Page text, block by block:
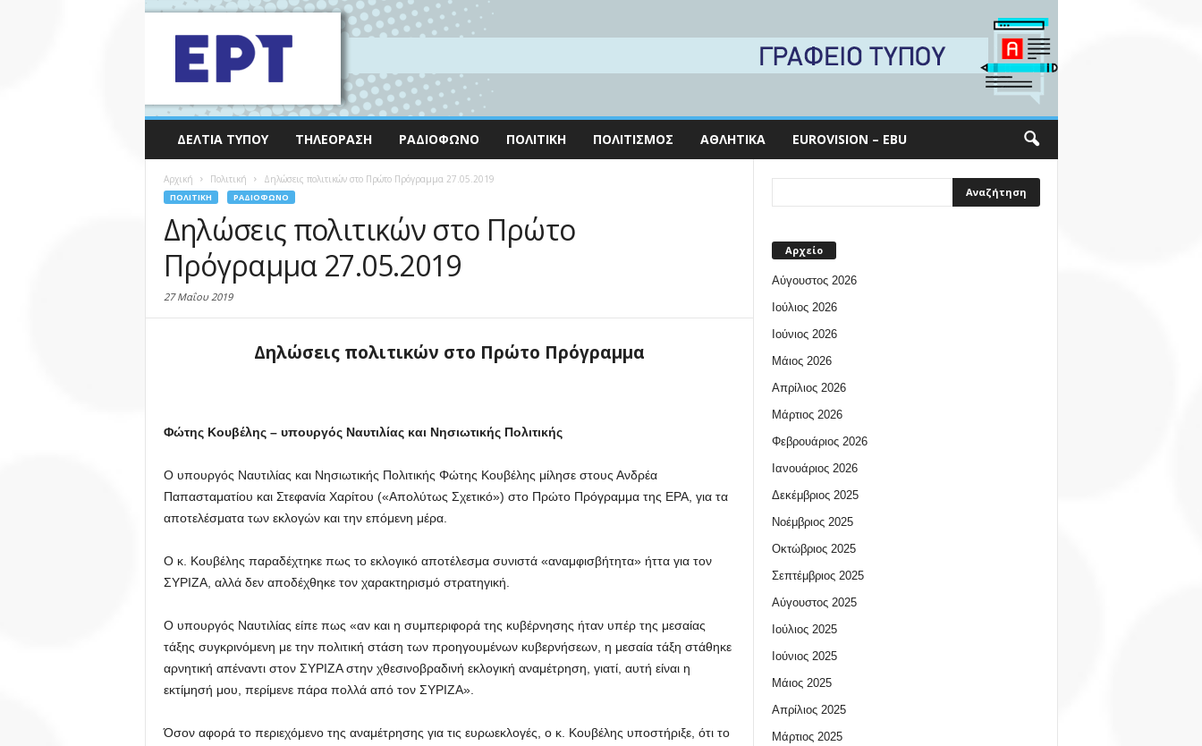
ΔΕΛΤΊΑ ΤΎΠΟΥ ΤΗΛΕΌΡΑΣΗ ΡΑΔΙΌΦΩΝΟ ΠΟΛΙΤΙΚΉ ΠΟΛΙΤΙΣΜΌΣ ΑΘΛΗΤΙΚΆ EUROVISION – EBU
Αρχική Πολιτική Δηλώσεις πολιτικών στο Πρώτο Πρόγραμμα 27.05.2019
ΠΟΛΙΤΙΚΉ ΡΑΔΙΌΦΩΝΟ
Δηλώσεις πολιτικών στο Πρώτο
Πρόγραμμα 27.05.2019
27 Μαΐου 2019
Δηλώσεις πολιτικών στο Πρώτο Πρόγραμμα
Φώτης Κουβέλης – υπουργός Ναυτιλίας και Νησιωτικής Πολιτικής
Ο υπουργός Ναυτιλίας και Νησιωτικής Πολιτικής Φώτης Κουβέλης μίλησε στους Ανδρέα
Παπασταματίου και Στεφανία Χαρίτου («Απολύτως Σχετικό») στο Πρώτο Πρόγραμμα της ΕΡΑ, για τα
αποτελέσματα των εκλογών και την επόμενη μέρα.
Ο κ. Κουβέλης παραδέχτηκε πως το εκλογικό αποτέλεσμα συνιστά «αναμφισβήτητα» ήττα για τον
ΣΥΡΙΖΑ, αλλά δεν αποδέχθηκε τον χαρακτηρισμό στρατηγική.
Ο υπουργός Ναυτιλίας είπε πως «αν και η συμπεριφορά της κυβέρνησης ήταν υπέρ της μεσαίας
τάξης συγκρινόμενη με την πολιτική στάση των προηγουμένων κυβερνήσεων, η μεσαία τάξη στάθηκε
αρνητική απέναντι στον ΣΥΡΙΖΑ στην χθεσινοβραδινή εκλογική αναμέτρηση, γιατί, αυτή είναι η
εκτίμησή μου, περίμενε πάρα πολλά από τον ΣΥΡΙΖΑ».
Όσον αφορά το περιεχόμενο της αναμέτρησης για τις ευρωεκλογές, ο κ. Κουβέλης υποστήριξε, ότι το
Αρχείο
Αύγουστος 2026
Ιούλιος 2026
Ιούνιος 2026
Μάιος 2026
Απρίλιος 2026
Μάρτιος 2026
Φεβρουάριος 2026
Ιανουάριος 2026
Δεκέμβριος 2025
Νοέμβριος 2025
Οκτώβριος 2025
Σεπτέμβριος 2025
Αύγουστος 2025
Ιούλιος 2025
Ιούνιος 2025
Μάιος 2025
Απρίλιος 2025
Μάρτιος 2025